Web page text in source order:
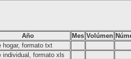
Año Mes Volúmen
hogar, formato txt
individual, formato xls